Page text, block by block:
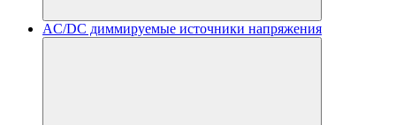
AC/DC диммируемые источники напряжения